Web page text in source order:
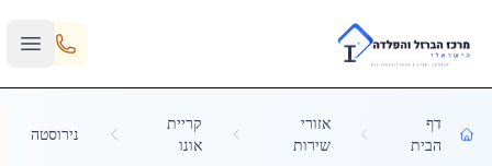
Skip to main content
דף
הבית
אזורי
שירות
קריית
אונו
נירוסטה